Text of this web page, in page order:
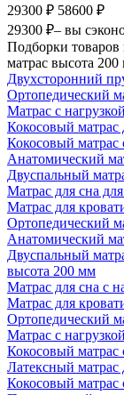
29300 ₽ 58600 ₽
29300 ₽– вы
Подборки
матрас высота
Двухсторонний
Ортопедический
Матрас с
Кокосовый матрас
Кокосовый матрас
Анатомический
Двуспальный
Матрас для сна
Матрас для
Ортопедический
Анатомический
Двуспальный
высота 200 мм
Матрас для сна с
Матрас для
Ортопедический
Матрас с
Кокосовый матрас
Латексный матрас
Кокосовый матрас